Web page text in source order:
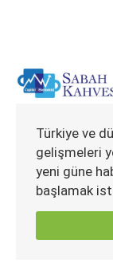
Türkiye ve
gelişmeleri
yeni güne
başlamak